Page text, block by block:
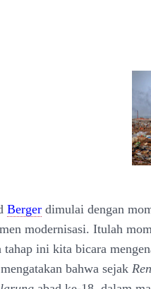
Berger dimulai dengan
modernisasi. Itulah
tahap ini kita bicara
bahwa sejak